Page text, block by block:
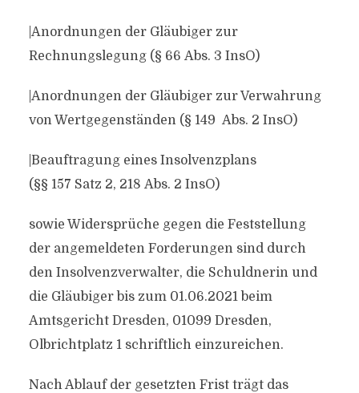
|Anordnungen der Gläubiger zur
Rechnungslegung (§ 66 Abs. 3 InsO)
|Anordnungen der Gläubiger zur Verwahrung
von Wertgegenständen (§ 149 Abs. 2 InsO)
|Beauftragung eines Insolvenzplans
(§§ 157 Satz 2, 218 Abs. 2 InsO)
sowie Widersprüche gegen die Feststellung
der angemeldeten Forderungen sind durch
den Insolvenzverwalter, die Schuldnerin und
die Gläubiger bis zum 01.06.2021 beim
Amtsgericht Dresden, 01099 Dresden,
Olbrichtplatz 1 schriftlich einzureichen.
Nach Ablauf der gesetzten Frist trägt das